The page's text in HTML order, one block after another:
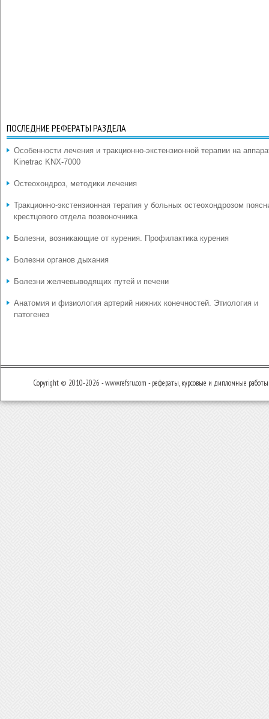
ПОСЛЕДНИЕ РЕФЕРАТЫ РАЗДЕЛА
Особенности лечения и тракционно-экстензионной терапии на
Kinetrac KNX-7000
Остеохондроз, методики лечения
Тракционно-экстензионная терапия у больных остеохондрозом
крестцового отдела позвоночника
Болезни, возникающие от курения. Профилактика курения
Болезни органов дыхания
Болезни желчевыводящих путей и печени
Анатомия и физиология артерий нижних конечностей. Этиология и
патогенез
Copyright © 2010-2026 - www.refsru.com - рефераты, курсовые и дипломные работы